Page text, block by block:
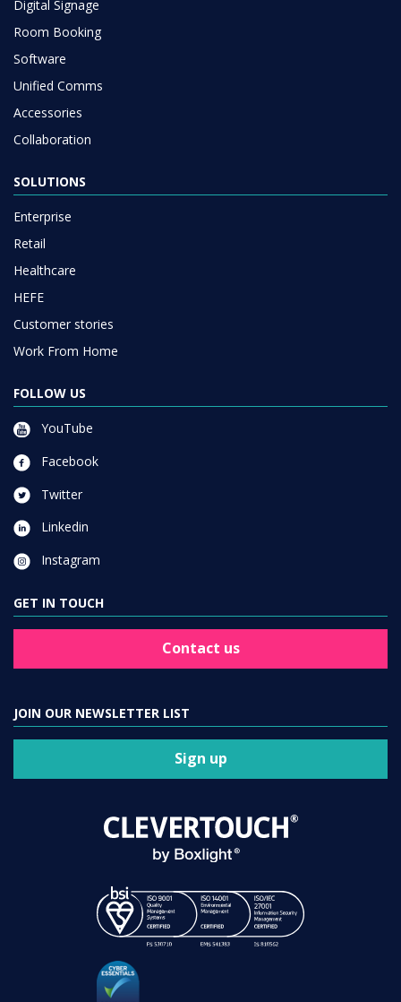
Digital Signage
Room Booking
Software
Unified Comms
Accessories
Collaboration
SOLUTIONS
Enterprise
Retail
Healthcare
HEFE
Customer stories
Work From Home
FOLLOW US
YouTube
Facebook
Twitter
Linkedin
Instagram
GET IN TOUCH
Contact us
JOIN OUR NEWSLETTER LIST
Sign up